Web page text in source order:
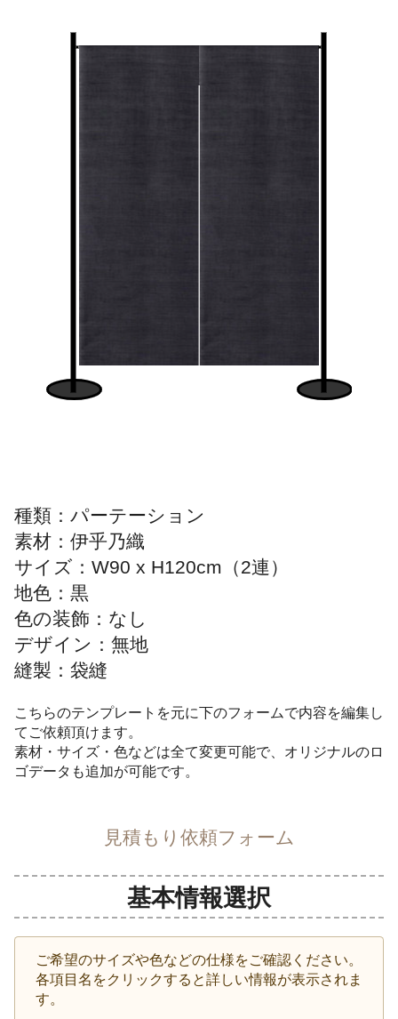
種類：パーテーション
素材：伊乎乃織
サイズ：W90 x H120cm（2連）
地色：黒
色の装飾：なし
デザイン：無地
縫製：袋縫
こちらのテンプレートを元に下のフォームで内容を編集し
てご依頼頂けます。
素材・サイズ・色などは全て変更可能で、オリジナルのロ
ゴデータも追加が可能です。
見積もり依頼フォーム
基本情報選択
ご希望のサイズや色などの仕様をご確認ください。
各項目名をクリックすると詳しい情報が表示されま
す。